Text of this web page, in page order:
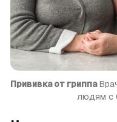
Прививка от гриппа
людям с